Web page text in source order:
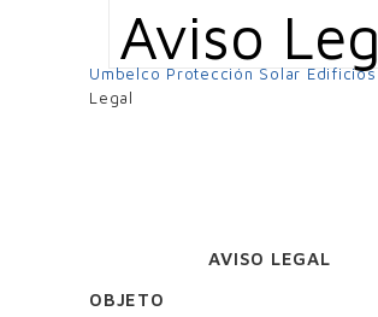
Aviso
Umbelco Protección Solar Edificios
Legal
AVISO LEGAL
OBJETO